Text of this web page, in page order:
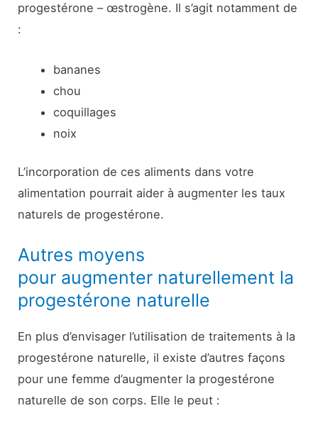
progestérone – œstrogène. Il s’agit notamment de
:
bananes
chou
coquillages
noix
L’incorporation de ces aliments dans votre
alimentation pourrait aider à augmenter les taux
naturels de progestérone.
Autres moyens
pour augmenter naturellement la
progestérone naturelle
En plus d’envisager l’utilisation de traitements à la
progestérone naturelle, il existe d’autres façons
pour une femme d’augmenter la progestérone
naturelle de son corps. Elle le peut :